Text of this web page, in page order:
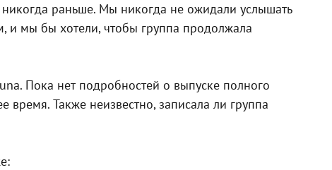
раньше. Мы никогда не ожидали услышать
и мы бы хотели, чтобы группа продолжала
Пока нет подробностей о выпуске полного
Также неизвестно, записала ли группа